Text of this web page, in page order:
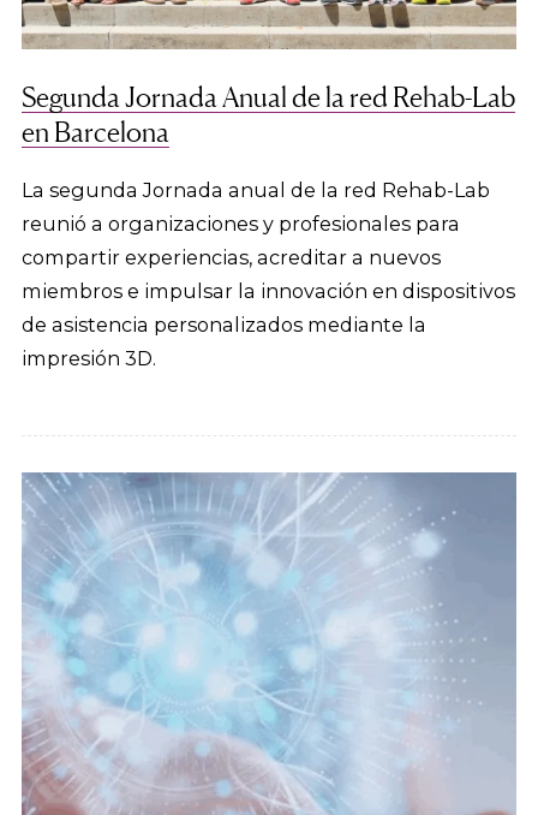
Segunda Jornada Anual de la red Rehab-Lab
en Barcelona
La segunda Jornada anual de la red Rehab-Lab
reunió a organizaciones y profesionales para
compartir experiencias, acreditar a nuevos
miembros e impulsar la innovación en dispositivos
de asistencia personalizados mediante la
impresión 3D.